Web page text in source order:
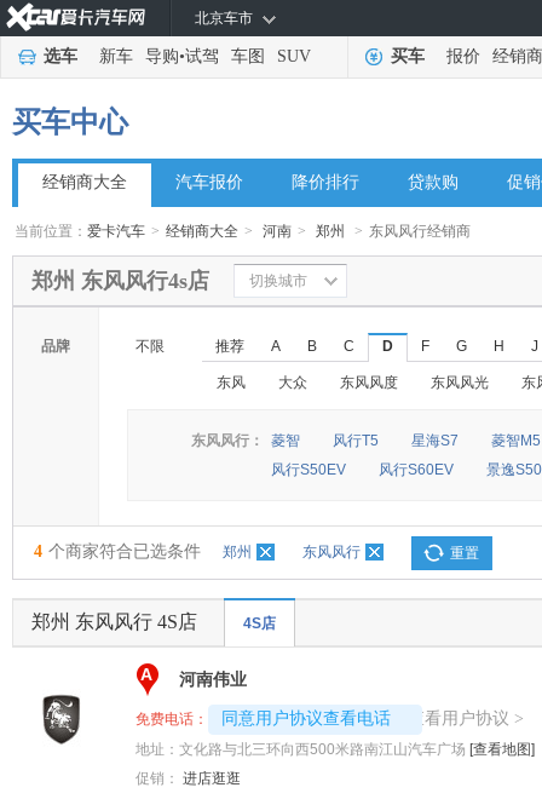
北京车市
选车 新车 导购•试驾 车图 SUV 买车 报价 经销商
买车中心
经销商大全 汽车报价 降价排行 贷款购 促
当前位置：爱卡汽车 > 经销商大全 > 河南 > 郑州 > 东风风行经销商
郑州 东风风行4s店 切换城市
品牌 不限 推荐 A B C D F G H J
东风 大众 东风风度 东风风光 东
东风风行： 菱智 风行T5 星海S7
菱智
风行S50EV
风行S60EV 景逸S50
4 个商家符合已选条件 郑州 东风风行 重置
郑州 东风风行 4S店 4S店
A 河南伟业
免费电话： 同意用户协议查看电话
4008192707-9540 查看用户协议 >
地址： 文化路与北三环向西500米路南江山汽车广场 [查看地图]
促销： 进店逛逛